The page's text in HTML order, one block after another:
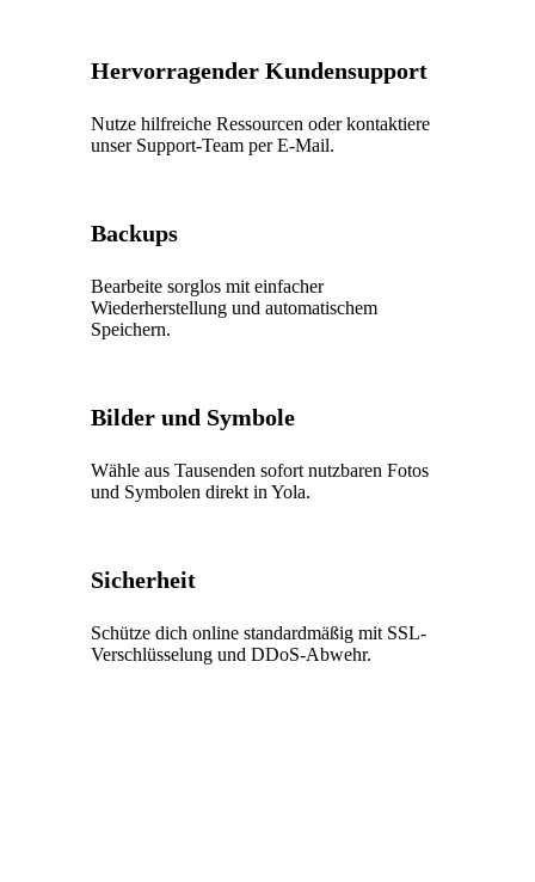
Hervorragender Kundensupport
Nutze hilfreiche Ressourcen oder kontaktiere
unser Support-Team per E-Mail.
Backups
Bearbeite sorglos mit einfacher
Wiederherstellung und automatischem
Speichern.
Bilder und Symbole
Wähle aus Tausenden sofort nutzbaren Fotos
und Symbolen direkt in Yola.
Sicherheit
Schütze dich online standardmäßig mit SSL-
Verschlüsselung und DDoS-Abwehr.